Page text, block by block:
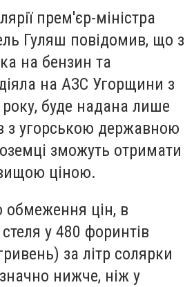
прем'єр-міністра
Гуляш повідомив, що з
на бензин та
на АЗС Угорщини з
буде надана лише
з угорською державною
зможуть отримати
ціною.
обмеження цін, в
у 480 форинтів
за літр солярки
нижче, ніж у